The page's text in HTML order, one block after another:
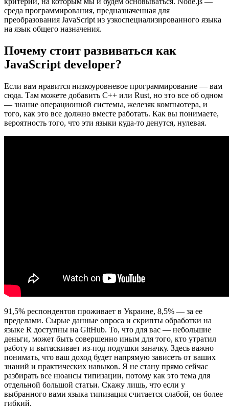
среда программирования, предназначенная для
преобразования JavaScript из узкоспециализированного языка
на язык общего назначения.
Почему стоит развиваться как
JavaScript developer?
Если вам нравится низкоуровневое программирование — вам
сюда. Там можете добавить С++ или Rust, но это все об одном
— знание операционной системы, железяк компьютера, и
того, как это все должно вместе работать. Как вы понимаете,
вероятность того, что эти языки куда-то денутся, нулевая.
91,5% респондентов проживает в Украине, 8,5% — за ее
пределами. Сырые данные опроса и скрипты обработки на
языке R доступны на GitHub. То, что для вас — небольшие
деньги, может быть совершенно иным для того, кто утратил
работу и вытаскивает из-под подушки заначку. Здесь важно
понимать, что ваш доход будет напрямую зависеть от ваших
знаний и практических навыков. Я не стану прямо сейчас
разбирать все нюансы типизации, потому как это тема для
отдельной большой статьи. Скажу лишь, что если у
выбранного вами языка типизация считается слабой, он более
гибкий.